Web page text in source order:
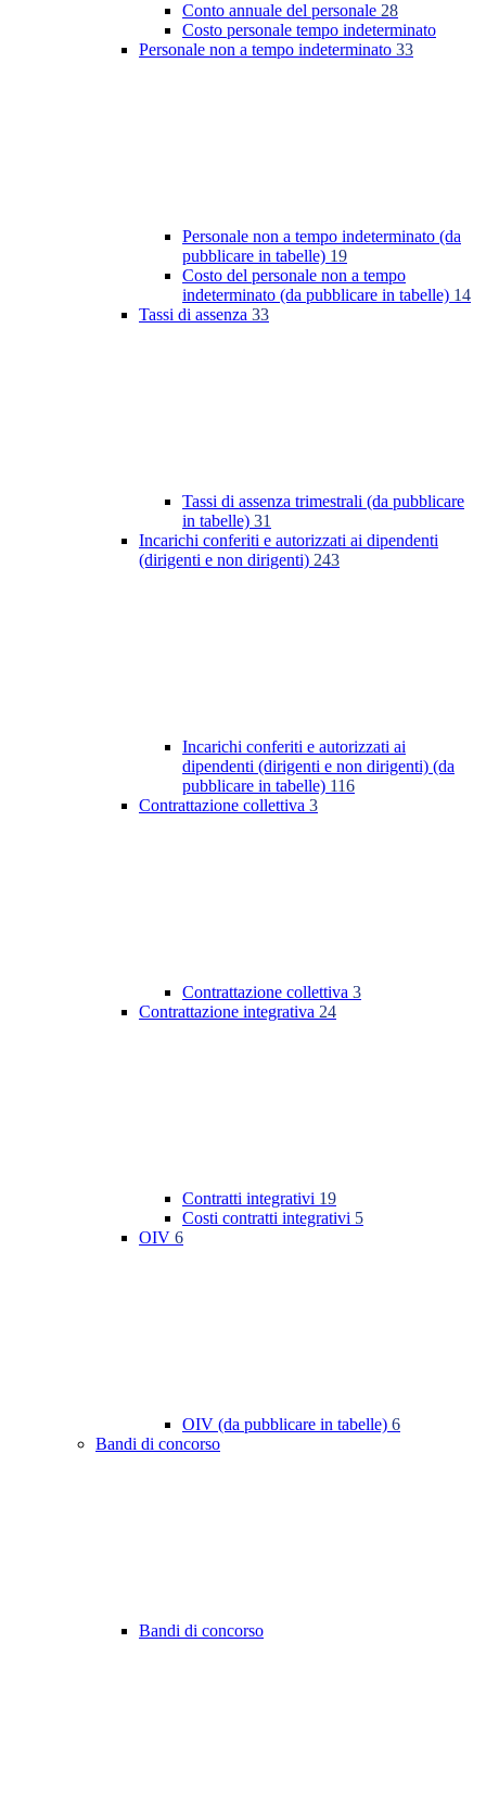
Conto annuale del personale 28
Costo personale tempo indeterminato
Personale non a tempo indeterminato 33
Personale non a tempo indeterminato (da
pubblicare in tabelle) 19
Costo del personale non a tempo
indeterminato (da pubblicare in tabelle) 14
Tassi di assenza 33
Tassi di assenza trimestrali (da pubblicare
in tabelle) 31
Incarichi conferiti e autorizzati ai dipendenti
(dirigenti e non dirigenti) 243
Incarichi conferiti e autorizzati ai
dipendenti (dirigenti e non dirigenti) (da
pubblicare in tabelle) 116
Contrattazione collettiva 3
Contrattazione collettiva 3
Contrattazione integrativa 24
Contratti integrativi 19
Costi contratti integrativi 5
OIV 6
OIV (da pubblicare in tabelle) 6
Bandi di concorso
Bandi di concorso